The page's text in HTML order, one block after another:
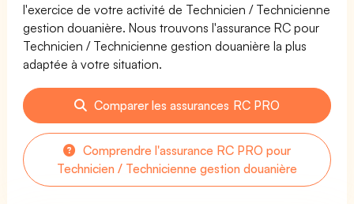
l'exercice de votre activité de Technicien / Technicienne
gestion douanière. Nous trouvons l'assurance RC pour
Technicien / Technicienne gestion douanière la plus
adaptée à votre situation.
Comparer les assurances RC PRO
Comprendre l'assurance RC PRO pour
Technicien / Technicienne gestion douanière